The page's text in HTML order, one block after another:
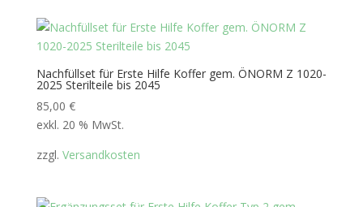
Nachfüllset für Erste Hilfe Koffer gem. ÖNORM Z 1020-
2025 Sterilteile bis 2045
85,00 €
exkl. 20 % MwSt.
zzgl. Versandkosten